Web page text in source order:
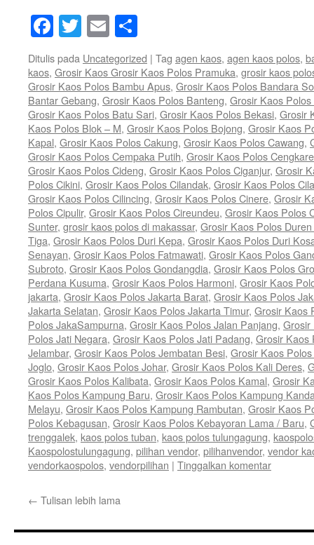
Facebook
Twitter
Email
Ditulis pada Uncategorized | Tag agen kaos, agen kaos polos,
kaos, Grosir Kaos Grosir Kaos Polos Pramuka, grosir kaos
Grosir Kaos Polos Bambu Apus, Grosir Kaos Polos Bandara
Bantar Gebang, Grosir Kaos Polos Banteng, Grosir Kaos
Grosir Kaos Polos Batu Sari, Grosir Kaos Polos Bekasi, Grosir
Kaos Polos Blok – M, Grosir Kaos Polos Bojong, Grosir Kaos
Kapal, Grosir Kaos Polos Cakung, Grosir Kaos Polos Cawang,
Grosir Kaos Polos Cempaka Putih, Grosir Kaos Polos
Grosir Kaos Polos Cideng, Grosir Kaos Polos Ciganjur, Grosir
Polos Cikini, Grosir Kaos Polos Cilandak, Grosir Kaos Polos
Grosir Kaos Polos Cilincing, Grosir Kaos Polos Cinere, Grosir
Polos Cipulir, Grosir Kaos Polos Cireundeu, Grosir Kaos Polos
Sunter, grosir kaos polos di makassar, Grosir Kaos Polos
Tiga, Grosir Kaos Polos Duri Kepa, Grosir Kaos Polos Duri
Senayan, Grosir Kaos Polos Fatmawati, Grosir Kaos Polos
Subroto, Grosir Kaos Polos Gondangdia, Grosir Kaos Polos
Perdana Kusuma, Grosir Kaos Polos Harmoni, Grosir Kaos
jakarta, Grosir Kaos Polos Jakarta Barat, Grosir Kaos Polos
Jakarta Selatan, Grosir Kaos Polos Jakarta Timur, Grosir Kaos
Polos JakaSampurna, Grosir Kaos Polos Jalan Panjang, Grosir
Polos Jati Negara, Grosir Kaos Polos Jati Padang, Grosir Kaos
Jelambar, Grosir Kaos Polos Jembatan Besi, Grosir Kaos
Joglo, Grosir Kaos Polos Johar, Grosir Kaos Polos Kali Deres,
Grosir Kaos Polos Kalibata, Grosir Kaos Polos Kamal, Grosir
Kaos Polos Kampung Baru, Grosir Kaos Polos Kampung
Melayu, Grosir Kaos Polos Kampung Rambutan, Grosir Kaos
Polos Kebagusan, Grosir Kaos Polos Kebayoran Lama / Baru,
trenggalek, kaos polos tuban, kaos polos tulungagung,
Kaospolostulungagung, pilihan vendor, pilihanvendor, vendor
vendorkaospolos, vendorpilihan | Tinggalkan komentar
← Tulisan lebih lama